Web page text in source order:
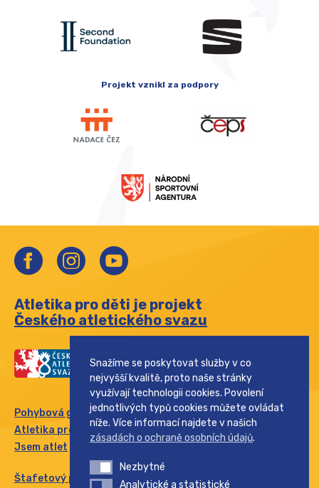
Projekt vznikl za podpory
Atletika pro děti je projekt
Českého atletického svazu
Pohybová gramotnost
Atletika pro rodinu
Jsem atlet
Štafetový pohár
Snažíme se poskytovat služby v co
nejvyšší kvalitě, proto naše stránky
využívají technologii cookies. Povolení
jednotlivých typů cookies můžete ovládat
níže. Více informací najdete v našich
zásadách o ochraně osobních údajů.
NezbytnéNezbytné
Analytické a statistické